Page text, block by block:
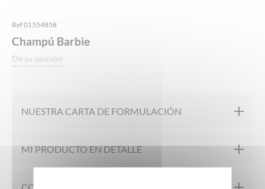
Ref 01554858
Champú Barbie
Dé su opinión
NUESTRA CARTA DE FORMULACIÓN
Probado en 100% pieles sensibles
MI PRODUCTO EN DETALLE